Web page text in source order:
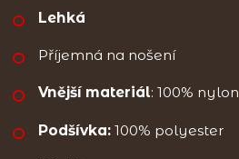
Lehká
Příjemná na nošení
Vnější materiál: 100% nylon
Podšívka: 100% polyester